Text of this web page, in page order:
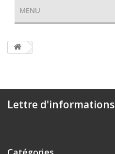
MENU
Lettre d'informations